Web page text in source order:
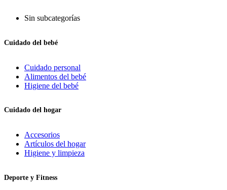
Sin subcategorías
Cuidado del bebé
Cuidado personal
Alimentos del bebé
Higiene del bebé
Cuidado del hogar
Accesorios
Artículos del hogar
Higiene y limpieza
Deporte y Fitness